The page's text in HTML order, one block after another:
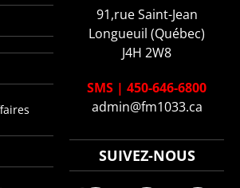
91,rue Saint-Jean
Longueuil (Québec)
J4H 2W8
SMS | 450-646-6800
admin@fm1033.ca
SUIVEZ-NOUS